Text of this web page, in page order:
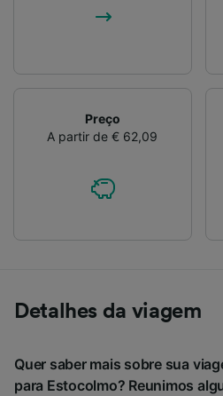
Preço
A partir de € 62,09
Detalhes da viagem
Quer saber mais sobre sua
para Estocolmo? Reunimos